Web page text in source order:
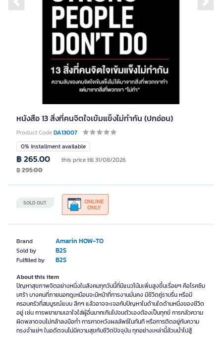
Previous slide
หนังสือ 13 สิ่งที่คนจิตใจเข้มแข็งไม่ทำกัน (ปกอ่อน)
Product CodeDA13007
Brand Amarin HOW-TO
Sold by B2S
Fulfilled by B2S
0% installment available
SOLD OUT ONLINE
ONLY
฿ 265.00 this price till 31/08/2026
฿295.00
About this item
ปัญหาสุขภาพจิตอย่างหนึ่งในสังคมทุกวันนี้ที่มีแนวโน้มเพิ่มสูงขึ้นเรื่อยๆ คือโรคซึม
เศร้า บางคนที่ภายนอกดูเหมือนจะมีหน้าที่การงานมั่นคง มีชีวิตคู่ราบรื่น หรือมี
ครอบครัวที่สมบูรณ์แบบ ลึกๆ แล้วอาจจะเจอกับปัญหาในด้านใดด้านหนึ่งของชีวิต
อยู่ เช่น การพยายามเอาใจใส่ผู้อื่นมากเกินไปจนตัวเองต้องเป็นทุกข์ การกลัวความ
ผิดพลาดจนไม่กล้าลงมือทำ การคาดหวังผลลัพธ์ในทันที หรือการติดอยู่กับความ
ทรงจำแย่ๆ ในอดีตจนไม่มีความสุขกับชีวิตปัจจุบัน ทุกอย่างเหล่านี้ล้วนนำไปสู้